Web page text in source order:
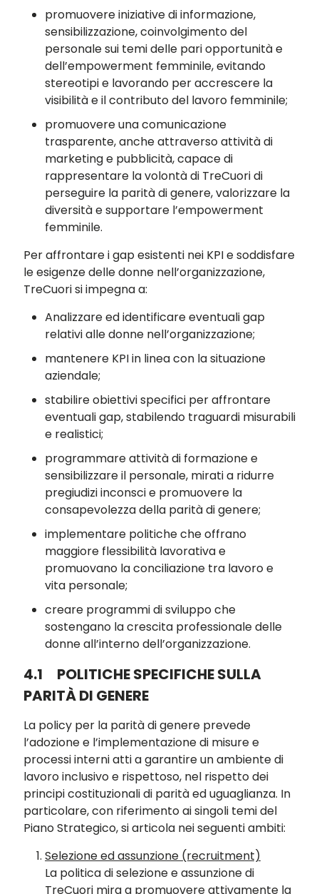
promuovere iniziative di informazione,
sensibilizzazione, coinvolgimento del
personale sui temi delle pari opportunità e
dell’empowerment femminile, evitando
stereotipi e lavorando per accrescere la
visibilità e il contributo del lavoro femminile;
promuovere una comunicazione
trasparente, anche attraverso attività di
marketing e pubblicità, capace di
rappresentare la volontà di TreCuori di
perseguire la parità di genere, valorizzare la
diversità e supportare l’empowerment
femminile.
Per affrontare i gap esistenti nei KPI e soddisfare
le esigenze delle donne nell’organizzazione,
TreCuori si impegna a:
Analizzare ed identificare eventuali gap
relativi alle donne nell’organizzazione;
mantenere KPI in linea con la situazione
aziendale;
stabilire obiettivi specifici per affrontare
eventuali gap, stabilendo traguardi misurabili
e realistici;
programmare attività di formazione e
sensibilizzare il personale, mirati a ridurre
pregiudizi inconsci e promuovere la
consapevolezza della parità di genere;
implementare politiche che offrano
maggiore flessibilità lavorativa e
promuovano la conciliazione tra lavoro e
vita personale;
creare programmi di sviluppo che
sostengano la crescita professionale delle
donne all’interno dell’organizzazione.
4.1 POLITICHE SPECIFICHE SULLA
PARITÀ DI GENERE
La policy per la parità di genere prevede
l’adozione e l’implementazione di misure e
processi interni atti a garantire un ambiente di
lavoro inclusivo e rispettoso, nel rispetto dei
principi costituzionali di parità ed uguaglianza. In
particolare, con riferimento ai singoli temi del
Piano Strategico, si articola nei seguenti ambiti:
Selezione ed assunzione (recruitment)
La politica di selezione e assunzione di
TreCuori mira a promuovere attivamente la